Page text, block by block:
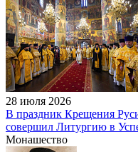
28 июля 2026
В праздник Крещения
совершил Литургию в
Монашество